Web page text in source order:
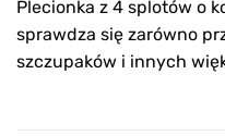
Plecionka z 4 splotów o
sprawdza się zarówno
szczupaków i innych